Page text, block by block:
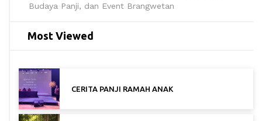
Budaya Panji, dan Event Brangwetan
Most Viewed
CERITA PANJI RAMAH ANAK